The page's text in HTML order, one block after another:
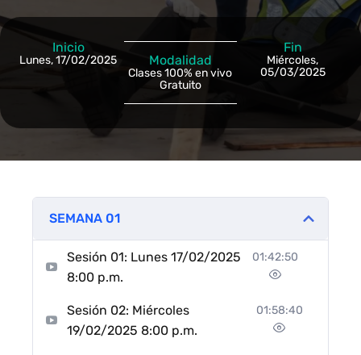
Inicio
Lunes, 17/02/2025 Modalidad
Clases 100% en vivo
Gratuito
Fin
Miércoles,
05/03/2025
SEMANA 01
Sesión 01: Lunes 17/02/2025
8:00 p.m.
01:42:50
Sesión 02: Miércoles
19/02/2025 8:00 p.m.
01:58:40